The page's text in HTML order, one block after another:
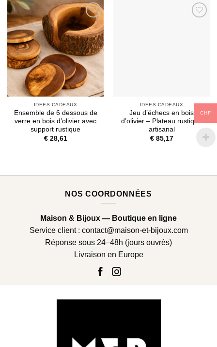
IDÉES CADEAUX
Ensemble de 6 dessous de
verre en bois d’olivier avec
support rustique
€28,61
IDÉES CADEAUX
Jeu d’échecs en bois
d’olivier – Plateau rustique
artisanal
€85,17
NOS COORDONNÉES
Maison & Bijoux — Boutique en ligne
Service client : contact@maison-et-bijoux.com
Réponse sous 24–48h (jours ouvrés)
Livraison en Europe
CHF